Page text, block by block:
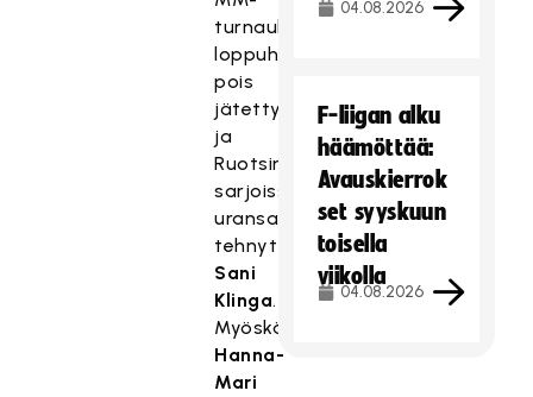
turnauksesta
loppuhetkillä
pois
jätetty
ja
Ruotsin
sarjoissa
uransa
tehnyt
Sani
Klinga.
Myöskään
Hanna-
Mari
04.08.2026
F-liigan alku
häämöttää:
Avauskierrok
set syyskuun
toisella
viikolla
04.08.2026